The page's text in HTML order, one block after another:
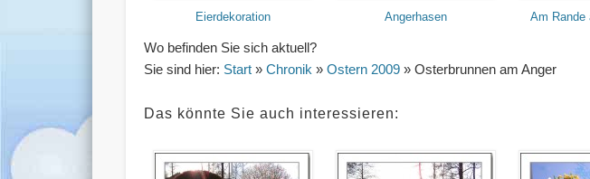
Eierdekoration Angerhasen Am Rande
Wo befinden Sie sich aktuell?
Sie sind hier: Start» Chronik » Ostern 2009» Osterbrunnen am Anger
Das könnte Sie auch interessieren: